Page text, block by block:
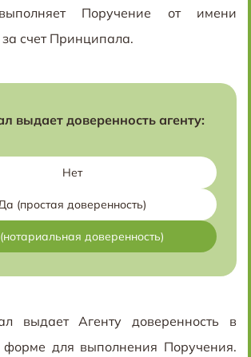
Поручение от имени
счет Принципала.
выдает доверенность агенту:
Нет
(простая доверенность)
доверенность)
выдает Агенту доверенность в
форме для выполнения Поручения.